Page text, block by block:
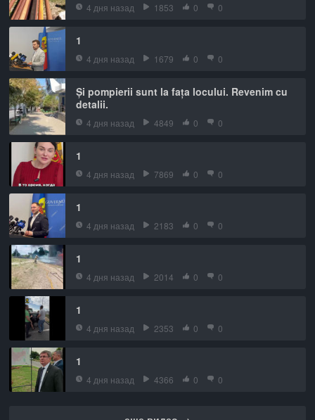
4 дня назад 1853 0 0
1
4 дня назад 1679 0 0
Și pompierii sunt la fața locului. Revenim cu
detalii.
4 дня назад 4849 0 0
1
4 дня назад 7869 0 0
1
4 дня назад 2183 0 0
1
4 дня назад 2014 0 0
1
4 дня назад 2353 0 0
1
4 дня назад 4366 0 0